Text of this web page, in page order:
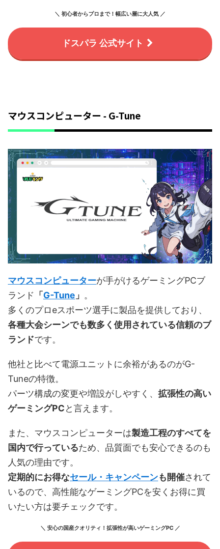
＼ 初心者からプロまで！幅広い層に大人気 ／
ドスパラ 公式サイト
マウスコンピューター - G-Tune
マウスコンピューターが手がけるゲーミングPCブ
ランド 「 G-Tune 」 。
多くのプロeスポーツ選手に製品を提供しており、
各種大会シーンでも数多く使用されている信頼のブ
ランドです。
他社と比べて電源ユニットに余裕があるのがG-
Tuneの特徴。
パーツ構成の変更や増設がしやすく、 拡張性の高い
ゲーミングPCと言えます。
また、マウスコンピューターは製造工程のすべてを
国内で行っているため、品質面でも安心できるのも
人気の理由です。
定期的にお得なセール・キャンペーンも開催されて
いるので、高性能なゲーミングPCを安くお得に買
いたい方は要チェックです。
＼ 安心の国産クオリティ！拡張性が高いゲーミングPC ／